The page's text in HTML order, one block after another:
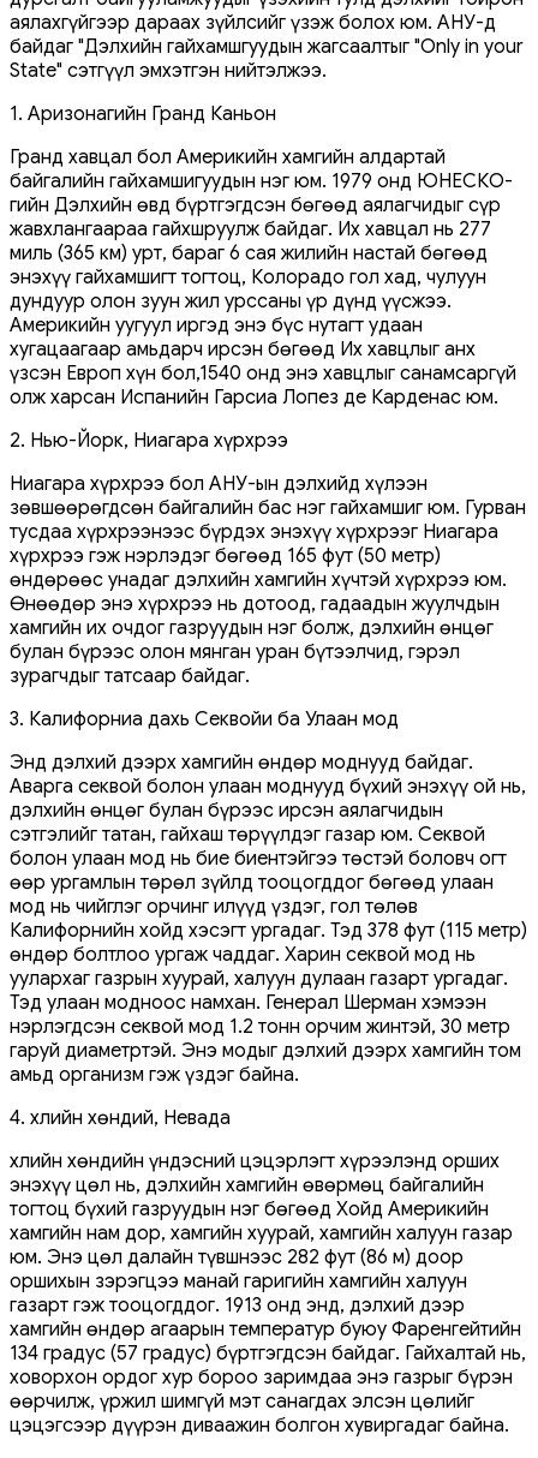
аялахгүйгээр дараах зүйлсийг үзэж болох юм. АНУ-д
байдаг "Дэлхийн гайхамшгуудын жагсаалтыг "Only in your
State" сэтгүүл эмхэтгэн нийтэлжээ.
1. Аризонагийн Гранд Каньон
Гранд хавцал бол Америкийн хамгийн алдартай
байгалийн гайхамшигуудын нэг юм. 1979 онд ЮНЕСКО-
гийн Дэлхийн өвд бүртгэгдсэн бөгөөд аялагчидыг сүр
жавхлангаараа гайхшруулж байдаг. Их хавцал нь 277
миль (365 км) урт, бараг 6 сая жилийн настай бөгөөд
энэхүү гайхамшигт тогтоц, Колорадо гол хад, чулуун
дундуур олон зуун жил урссаны үр дүнд үүсжээ.
Америкийн уугуул иргэд энэ бүс нутагт удаан
хугацаагаар амьдарч ирсэн бөгөөд Их хавцлыг анх
үзсэн Европ хүн бол,1540 онд энэ хавцлыг санамсаргүй
олж харсан Испанийн Гарсиа Лопез де Карденас юм.
2. Нью-Йорк, Ниагара хүрхрээ
Ниагара хүрхрээ бол АНУ-ын дэлхийд хүлээн
зөвшөөрөгдсөн байгалийн бас нэг гайхамшиг юм. Гурван
тусдаа хүрхрээнээс бүрдэх энэхүү хүрхрээг Ниагара
хүрхрээ гэж нэрлэдэг бөгөөд 165 фут (50 метр)
өндөрөөс унадаг дэлхийн хамгийн хүчтэй хүрхрээ юм.
Өнөөдөр энэ хүрхрээ нь дотоод, гадаадын жуулчдын
хамгийн их очдог газруудын нэг болж, дэлхийн өнцөг
булан бүрээс олон мянган уран бүтээлчид, гэрэл
зурагчдыг татсаар байдаг.
3. Калифорниа дахь Секвойи ба Улаан мод
Энд дэлхий дээрх хамгийн өндөр моднууд байдаг.
Аварга секвой болон улаан моднууд бүхий энэхүү ой нь,
дэлхийн өнцөг булан бүрээс ирсэн аялагчидын
сэтгэлийг татан, гайхаш төрүүлдэг газар юм. Секвой
болон улаан мод нь бие биентэйгээ төстэй боловч огт
өөр ургамлын төрөл зүйлд тооцогддог бөгөөд улаан
мод нь чийглэг орчинг илүүд үздэг, гол төлөв
Калифорнийн хойд хэсэгт ургадаг. Тэд 378 фут (115 метр)
өндөр болтлоо ургаж чаддаг. Харин секвой мод нь
уулархаг газрын хуурай, халуун дулаан газарт ургадаг.
Тэд улаан модноос намхан. Генерал Шерман хэмээн
нэрлэгдсэн секвой мод 1.2 тонн орчим жинтэй, 30 метр
гаруй диаметртэй. Энэ модыг дэлхий дээрх хамгийн том
амьд организм гэж үздэг байна.
4. Үхлийн хөндий, Невада
Үхлийн хөндийн үндэсний цэцэрлэгт хүрээлэнд орших
энэхүү цөл нь, дэлхийн хамгийн өвөрмөц байгалийн
тогтоц бүхий газруудын нэг бөгөөд Хойд Америкийн
хамгийн нам дор, хамгийн хуурай, хамгийн халуун газар
юм. Энэ цөл далайн түвшнээс 282 фут (86 м) доор
оршихын зэрэгцээ манай гаригийн хамгийн халуун
газарт гэж тооцогддог. 1913 онд энд, дэлхий дээр
хамгийн өндөр агаарын температур буюу Фаренгейтийн
134 градус (57 градус) бүртгэгдсэн байдаг. Гайхалтай нь,
ховорхон ордог хур бороо заримдаа энэ газрыг бүрэн
өөрчилж, үржил шимгүй мэт санагдах элсэн цөлийг
цэцэгсээр дүүрэн диваажин болгон хувиргадаг байна.